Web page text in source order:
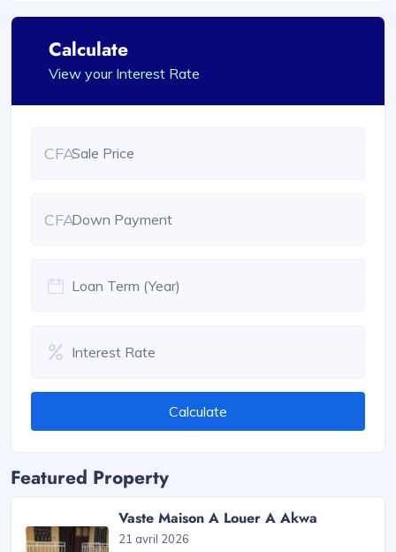
Calculate
View your Interest Rate
CFA
CFA
Calculate
Featured Property
Vaste Maison A Louer A Akwa
21 avril 2026